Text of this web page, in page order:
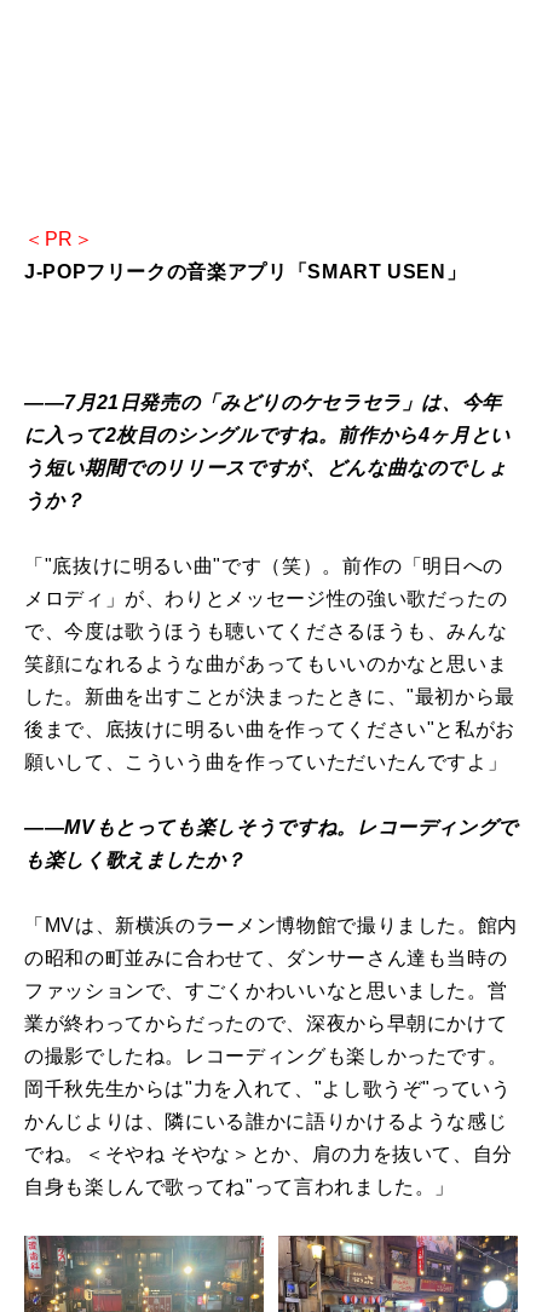
＜PR＞
J-POPフリークの音楽アプリ「SMART USEN」
――7月21日発売の「みどりのケセラセラ」は、今年
に入って2枚目のシングルですね。前作から4ヶ月とい
う短い期間でのリリースですが、どんな曲なのでしょ
うか？
「"底抜けに明るい曲"です（笑）。前作の「明日への
メロディ」が、わりとメッセージ性の強い歌だったの
で、今度は歌うほうも聴いてくださるほうも、みんな
笑顔になれるような曲があってもいいのかなと思いま
した。新曲を出すことが決まったときに、"最初から最
後まで、底抜けに明るい曲を作ってください"と私がお
願いして、こういう曲を作っていただいたんですよ」
――MVもとっても楽しそうですね。レコーディングで
も楽しく歌えましたか？
「MVは、新横浜のラーメン博物館で撮りました。館内
の昭和の町並みに合わせて、ダンサーさん達も当時の
ファッションで、すごくかわいいなと思いました。営
業が終わってからだったので、深夜から早朝にかけて
の撮影でしたね。レコーディングも楽しかったです。
岡千秋先生からは"力を入れて、"よし歌うぞ"っていう
かんじよりは、隣にいる誰かに語りかけるような感じ
でね。＜そやね そやな＞とか、肩の力を抜いて、自分
自身も楽しんで歌ってね"って言われました。」